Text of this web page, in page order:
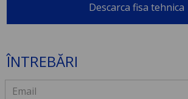
Descarca fisa tehnica
ÎNTREBĂRI